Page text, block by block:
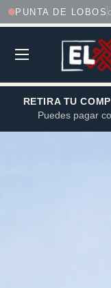
Ir al contenido
PUNTA DE LOBOS
Buscar
Tipo de producto
Todos
RETIRA TU
Puedes pagar